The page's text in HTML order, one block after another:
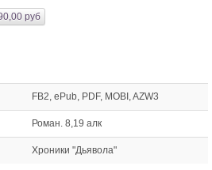
руб
FB2, ePub, PDF, MOBI, AZW3
Роман. 8,19 алк
Хроники "Дьявола"